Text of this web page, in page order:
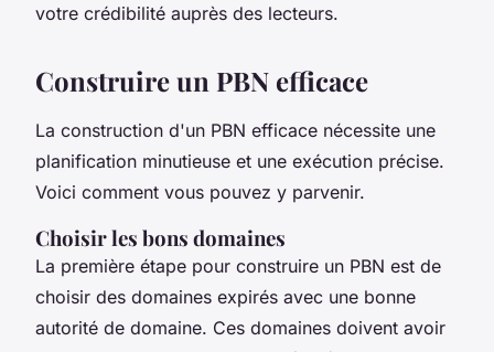
votre crédibilité auprès des lecteurs.
Construire un PBN efficace
La construction d'un PBN efficace nécessite une
planification minutieuse et une exécution précise.
Voici comment vous pouvez y parvenir.
Choisir les bons domaines
La première étape pour construire un PBN est de
choisir des domaines expirés avec une bonne
autorité de domaine. Ces domaines doivent avoir